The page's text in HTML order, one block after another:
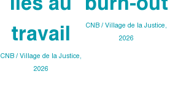
travail
CNB / Village de la Justice,
2026
CNB / Village de la Justice,
2026